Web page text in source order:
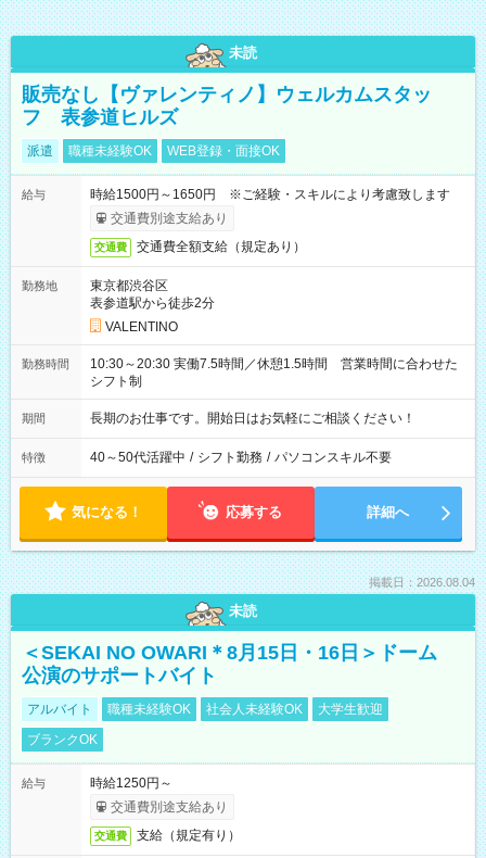
未読
販売なし【ヴァレンティノ】ウェルカムスタッ
フ 表参道ヒルズ
派遣 職種未経験OK WEB登録・面接OK
給与
時給1500円～1650円 ※ご経験・スキルにより考慮致します
交通費別途支給あり
交通費 交通費全額支給（規定あり）
勤務地
東京都渋谷区
表参道駅から徒歩2分
VALENTINO
勤務時間
10:30～20:30 実働7.5時間／休憩1.5時間 営業時間に合わせた
シフト制
期間 長期のお仕事です。開始日はお気軽にご相談ください！
特徴 40～50代活躍中 / シフト勤務 / パソコンスキル不要
気になる！ 応募する 詳細へ
掲載日：2026.08.04
未読
＜SEKAI NO OWARI＊8月15日・16日＞ドーム
公演のサポートバイト
アルバイト 職種未経験OK 社会人未経験OK
大学生歓迎
ブランクOK
給与
時給1250円～
交通費別途支給あり
交通費 支給（規定有り）